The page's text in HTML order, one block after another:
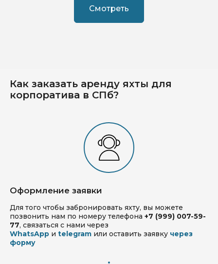
Смотреть
Как заказать аренду яхты для
корпоратива в СПб?
Оформление заявки
Для того чтобы забронировать яхту, вы можете
позвонить нам по номеру телефона +7 (999) 007-59-
77, связаться с нами через
WhatsApp и telegram или оставить заявку через
форму